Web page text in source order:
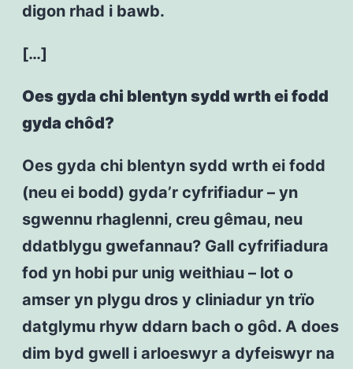
digon rhad i bawb.
[…]
Oes gyda chi blentyn sydd wrth ei fodd
gyda chôd?
Oes gyda chi blentyn sydd wrth ei fodd
(neu ei bodd) gyda’r cyfrifiadur – yn
sgwennu rhaglenni, creu gêmau, neu
ddatblygu gwefannau? Gall cyfrifiadura
fod yn hobi pur unig weithiau – lot o
amser yn plygu dros y cliniadur yn trïo
datglymu rhyw ddarn bach o gôd. A does
dim byd gwell i arloeswyr a dyfeiswyr na